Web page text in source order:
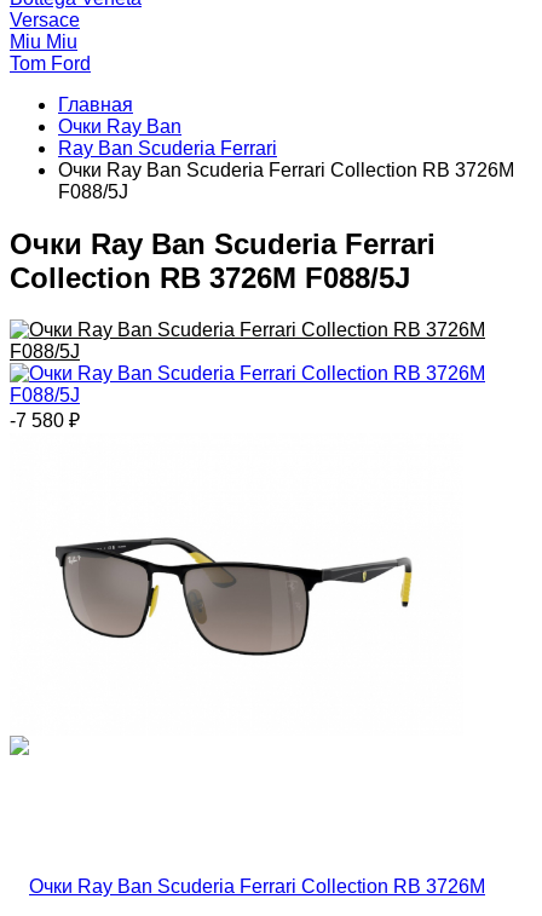
Versace
Miu Miu
Tom Ford
Главная
Очки Ray Ban
Ray Ban Scuderia Ferrari
Очки Ray Ban Scuderia Ferrari Collection RB 3726M
F088/5J
Очки Ray Ban Scuderia Ferrari
Collection RB 3726M F088/5J
-7 580 ₽